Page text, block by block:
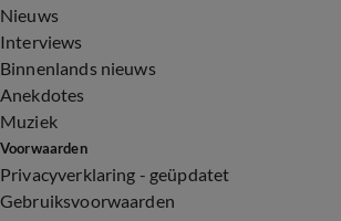
Nieuws
Interviews
Binnenlands nieuws
Anekdotes
Muziek
Voorwaarden
Privacyverklaring - geüpdatet
Gebruiksvoorwaarden